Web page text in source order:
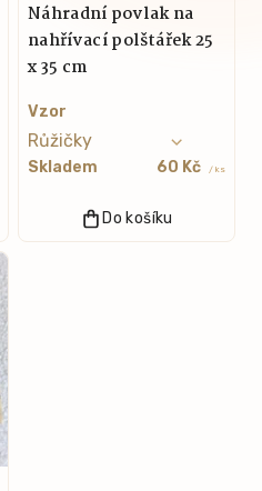
Náhradní povlak na
nahřívací polštářek 25
x 35 cm
Vzor
Skladem 60 Kč / ks
Do košíku